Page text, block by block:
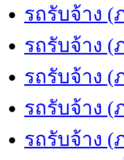
รถรับจ้าง (
รถรับจ้าง (
รถรับจ้าง
รถรับจ้าง (
รถรับจ้าง